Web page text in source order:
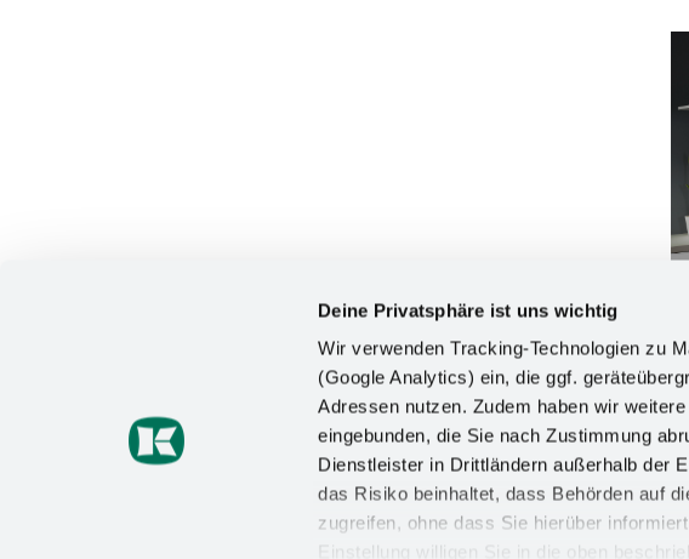
Deine Privatsphäre ist uns wichtig
Wir verwenden Tracking-Technologien zu
(Google Analytics) ein, die ggf.
Adressen nutzen. Zudem haben wir
eingebunden, die Sie nach Zustimmung
Dienstleister in Drittländern außerhalb der
das Risiko beinhaltet, dass Behörden auf
zugreifen, ohne dass Sie hierüber
Einstellung willigen Sie in die oben
Kesseböhmer Holding KG
Mindener Straße 208
49152 Bad Essen